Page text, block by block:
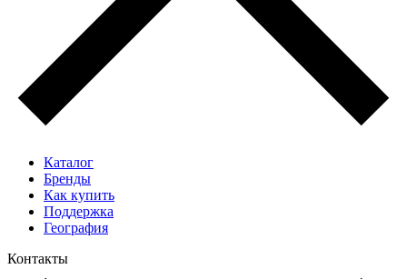
Каталог
Бренды
Как купить
Поддержка
География
Контакты